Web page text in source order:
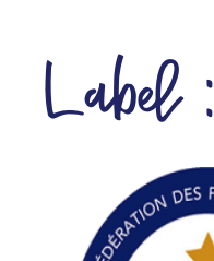
Label :